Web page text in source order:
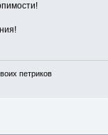
петриков